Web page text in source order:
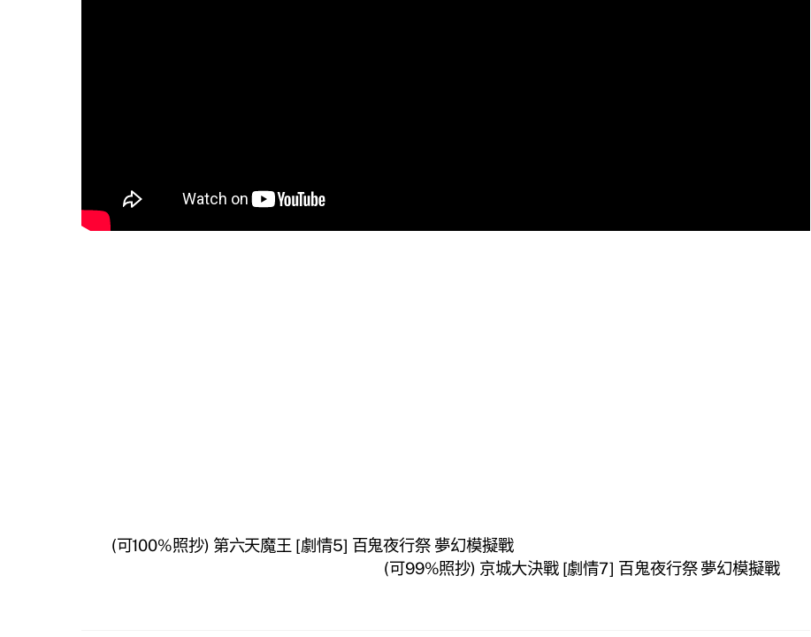
(可100%照抄) 第六天魔王 [劇情5] 百鬼夜行祭 夢幻模擬戰
(可99%照抄) 京城大決戰 [劇情7] 百鬼夜行祭 夢幻模擬戰